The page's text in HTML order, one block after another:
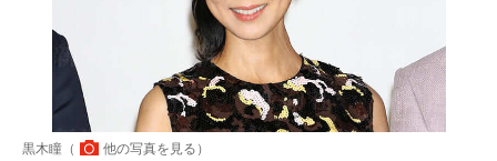
黒木瞳（ 他の写真を見る ）